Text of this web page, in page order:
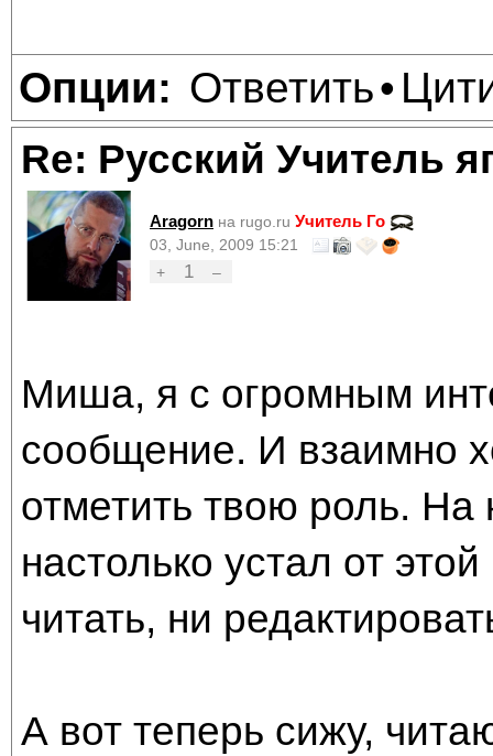
Опции: Ответить•
Re: Русский Учитель
Aragorn на rugo.ru Учитель Го
03, June, 2009 15:21
+
1 –
Миша, я с огромным
сообщение. И взаимно
отметить твою роль. На
настолько устал от
читать, ни
А вот теперь сижу,